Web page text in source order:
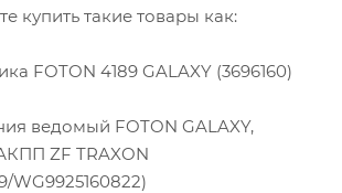
купить такие товары как:
FOTON 4189 GALAXY (3696160)
ведомый FOTON GALAXY,
ZF TRAXON
WG9925160822)